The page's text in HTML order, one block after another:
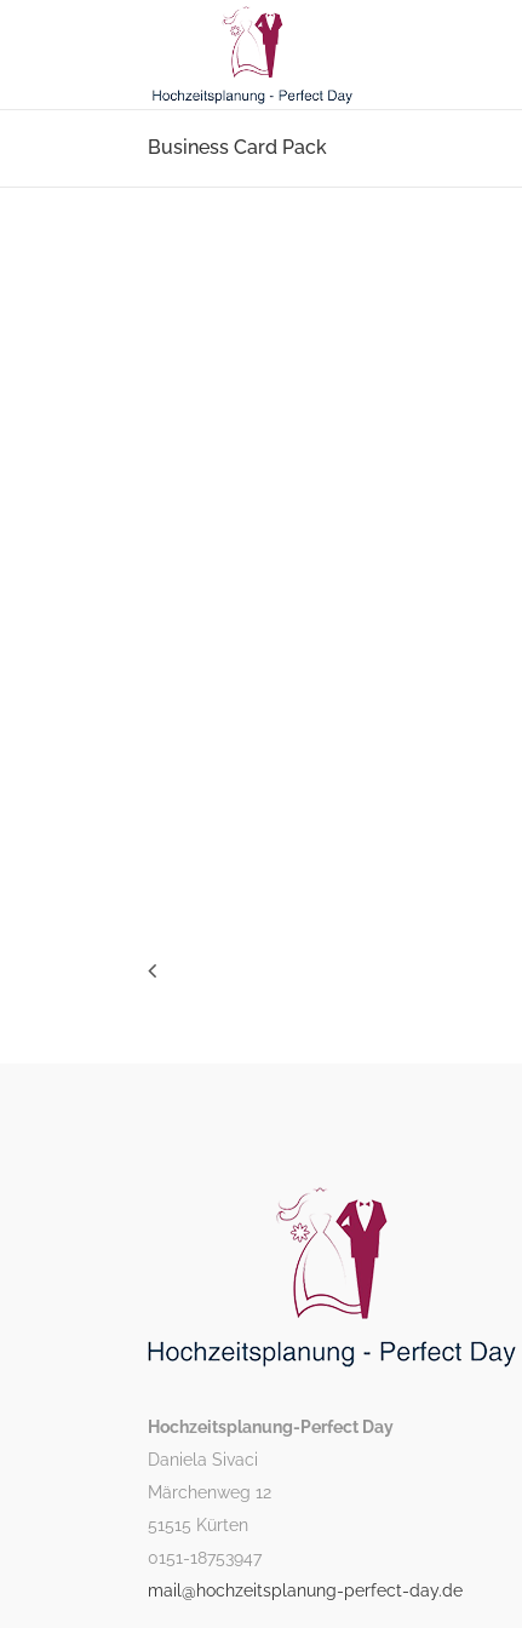
Business Card Pack
Hochzeitsplanung-Perfect Day
Daniela Sivaci
Märchenweg 12
51515 Kürten
0151-18753947
mail@hochzeitsplanung-perfect-day.de